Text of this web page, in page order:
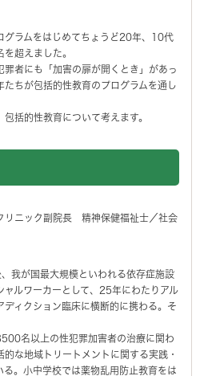
グラムをはじめてちょうど20年、10代
超えました。
罪者にも「加害の扉が開くとき」があっ
ちが包括的性教育のプログラムを通し
括的性教育について考えます。
ニック副院長 精神保健福祉士／社会
我が国最大規模といわれる依存症施設
ャルワーカーとして、25年にわたりアル
ディクション臨床に横断的に携わる。そ
名以上の性犯罪加害者の治療に関わ
な地域トリートメントに関する実践・
。小中学校では薬物乱用防止教育をは